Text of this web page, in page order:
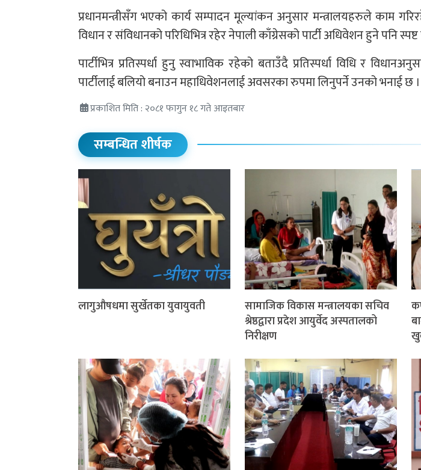
प्रधानमन्त्रीसँग भएको कार्य सम्पादन मूल्यांकन अनुसार मन्त्रालयहरुले काम
विधान र संविधानको परिधिभित्र रहेर नेपाली काँग्रेसको पार्टी अधिवेशन हुने पनि स्पष्ट
पार्टीभित्र प्रतिस्पर्धा हुनु स्वाभाविक रहेको बताउँदै प्रतिस्पर्धा विधि र
पार्टीलाई बलियो बनाउन महाधिवेशनलाई अवसरका रुपमा लिनुपर्ने उनको भनाई छ ।
प्रकाशित मिति : २०८१ फागुन १८ गते आइतबार
सम्बन्धित शीर्षक
लागुऔषधमा सुर्खेतका युवायुवती
सामाजिक विकास मन्त्रालयका सचिव
श्रेष्ठद्वारा प्रदेश आयुर्वेद अस्पतालको
निरीक्षण